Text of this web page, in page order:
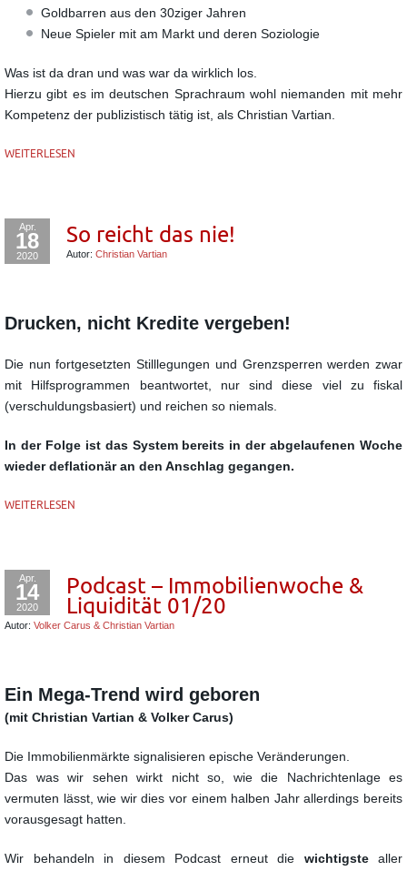
Goldbarren aus den 30ziger Jahren
Neue Spieler mit am Markt und deren Soziologie
Was ist da dran und was war da wirklich los.
Hierzu gibt es im deutschen Sprachraum wohl niemanden mit mehr
Kompetenz der publizistisch tätig ist, als Christian Vartian.
WEITERLESEN
Apr.
18
2020
So reicht das nie!
Autor: Christian Vartian
Drucken, nicht Kredite vergeben!
Die nun fortgesetzten Stilllegungen und Grenzsperren werden zwar
mit Hilfsprogrammen beantwortet, nur sind diese viel zu fiskal
(verschuldungsbasiert) und reichen so niemals.
In der Folge ist das System bereits in der abgelaufenen Woche
wieder deflationär an den Anschlag gegangen.
WEITERLESEN
Apr.
14
2020
Podcast – Immobilienwoche &
Liquidität 01/20
Autor: Volker Carus & Christian Vartian
Ein Mega-Trend wird geboren
(mit Christian Vartian & Volker Carus)
Die Immobilienmärkte signalisieren epische Veränderungen.
Das was wir sehen wirkt nicht so, wie die Nachrichtenlage es
vermuten lässt,wie wir dies vor einem halben Jahr allerdings bereits
vorausgesagt hatten.
Wir behandeln in diesem Podcast erneut die wichtigstealler